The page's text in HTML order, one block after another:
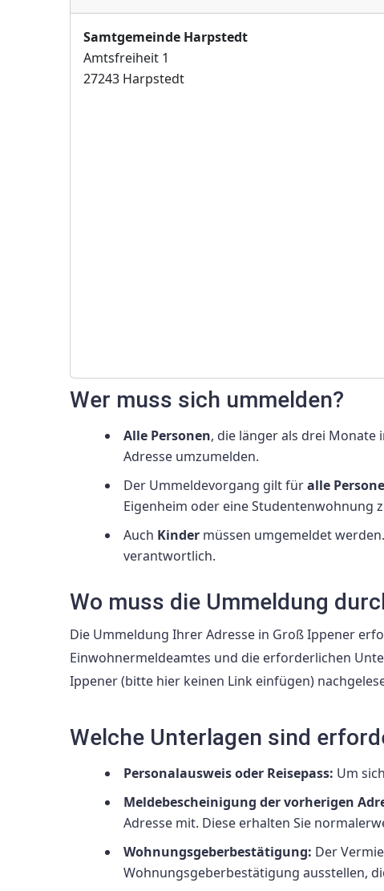
Samtgemeinde Harpstedt
Amtsfreiheit 1
27243 Harpstedt
Wer muss sich ummelden?
Alle Personen, die länger als drei
Adresse umzumelden.
Der Ummeldevorgang gilt füralle
Eigenheim oder eine Studentenwohnung
Auch Kinder müssen umgemeldet
verantwortlich.
Wo muss die Ummeldung
Die Ummeldung Ihrer Adresse in Groß Ippener
Einwohnermeldeamtes und die erforderlichen
Ippener (bitte hier keinen Link einfügen)
Welche Unterlagen sind
Personalausweis oder Reisepass: Um
Meldebescheinigung der vorherigen
Adresse mit. Diese erhalten Sie
Wohnungsgeberbestätigung: Der
Wohnungsgeberbestätigung ausstellen,